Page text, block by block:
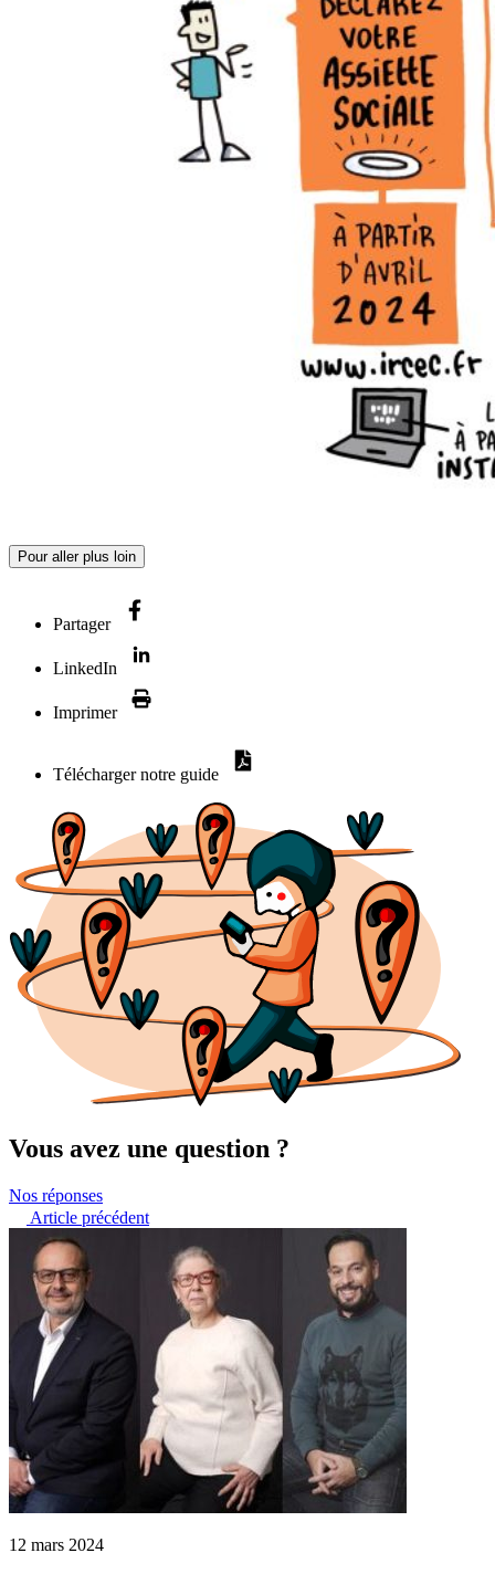
Pour aller plus loin
Partager
LinkedIn
Imprimer
Télécharger notre guide
Vous avez une question ?
Nos réponses
Article précédent
12 mars 2024